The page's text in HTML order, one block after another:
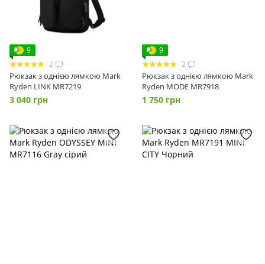
9
2
Рюкзак з однією лямкою Mark
Ryden LINK MR7219
3 040 грн
9
2
Рюкзак з однією лямкою Mark
Ryden MODE MR7918
1 750 грн